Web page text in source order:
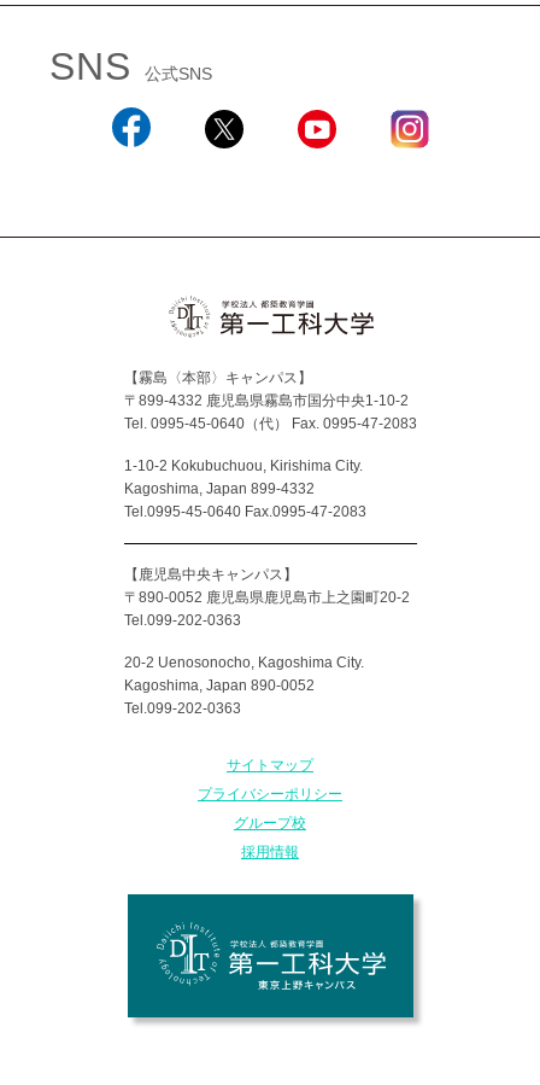
SNS 公式SNS
【霧島〈本部〉キャンパス】
〒899-4332 鹿児島県霧島市国分中央1-10-2
Tel. 0995-45-0640（代）
Fax. 0995-47-2083
1-10-2 Kokubuchuou, Kirishima City.
Kagoshima, Japan 899-4332
Tel.0995-45-0640 Fax.0995-47-2083
【鹿児島中央キャンパス】
〒890-0052 鹿児島県鹿児島市上之園町20-2
Tel.099-202-0363
20-2 Uenosonocho, Kagoshima City.
Kagoshima, Japan 890-0052
Tel.099-202-0363
サイトマップ
プライバシーポリシー
グループ校
採用情報